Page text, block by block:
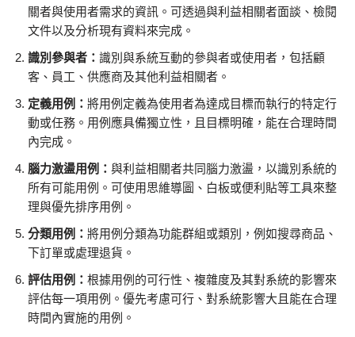
關者與使用者需求的資訊。可透過與利益相關者面談、檢閱
文件以及分析現有資料來完成。
識別參與者： 識別與系統互動的參與者或使用者，包括顧
客、員工、供應商及其他利益相關者。
定義用例： 將用例定義為使用者為達成目標而執行的特定行
動或任務。用例應具備獨立性，且目標明確，能在合理時間
內完成。
腦力激盪用例： 與利益相關者共同腦力激盪，以識別系統的
所有可能用例。可使用思維導圖、白板或便利貼等工具來整
理與優先排序用例。
分類用例： 將用例分類為功能群組或類別，例如搜尋商品、
下訂單或處理退貨。
評估用例： 根據用例的可行性、複雜度及其對系統的影響來
評估每一項用例。優先考慮可行、對系統影響大且能在合理
時間內實施的用例。